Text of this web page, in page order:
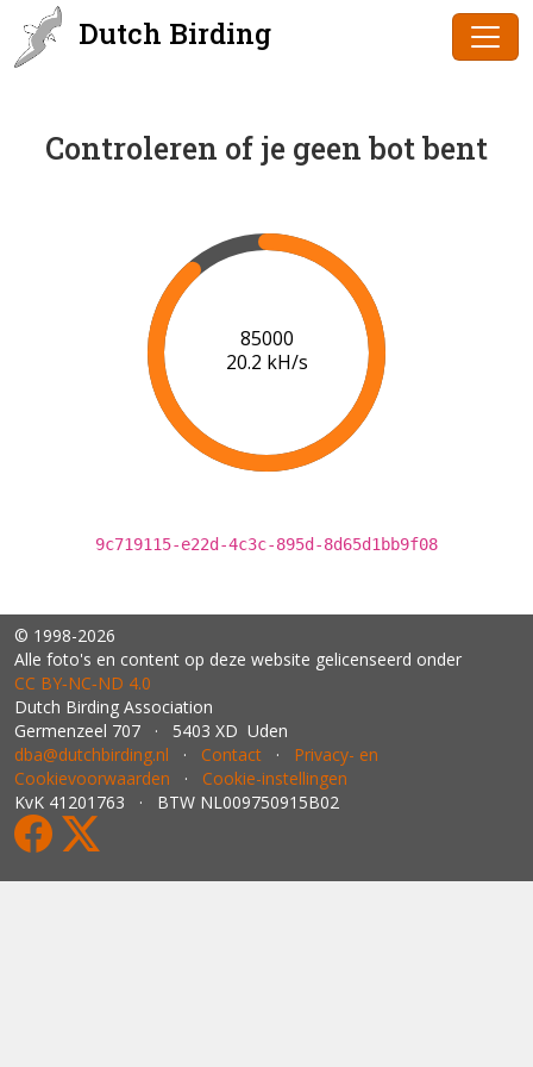
Dutch Birding
Controleren of je geen bot bent
87000
20.3 kH/s
9c719115-e22d-4c3c-895d-8d65d1bb9f08
© 1998-2026
Alle foto's en content op deze website gelicenseerd onder
CC BY‑NC‑ND 4.0
Dutch Birding Association
Germenzeel 707 · 5403 XD Uden
dba@dutchbirding.nl · Contact · Privacy- en
Cookievoorwaarden · Cookie-instellingen
KvK 41201763 · BTW NL009750915B02